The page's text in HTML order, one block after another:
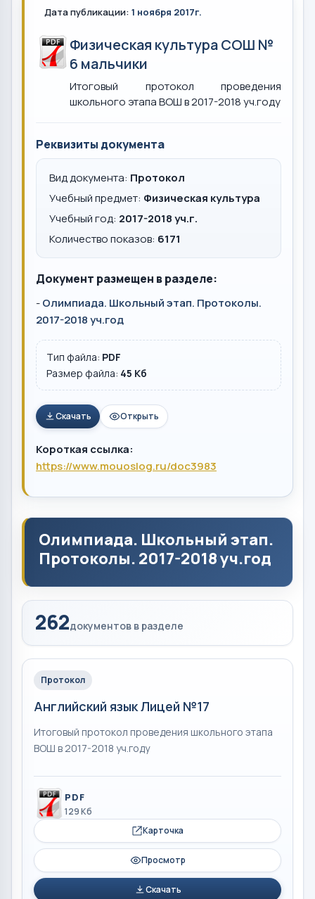
Дата публикации: 1 ноября 2017г.
Физическая культура СОШ №
6 мальчики
Итоговый протокол проведения
школьного этапа ВОШ в 2017-2018 уч.году
Реквизиты документа
Вид документа: Протокол
Учебный предмет: Физическая культура
Учебный год: 2017-2018 уч.г.
Количество показов: 6171
Документ размещен в разделе:
-Олимпиада. Школьный этап. Протоколы.
2017-2018 уч.год
Тип файла: PDF
Размер файла: 45 Кб
Скачать Открыть
Короткая ссылка:
https://www.mouoslog.ru/doc3983
Олимпиада. Школьный этап.
Протоколы. 2017-2018 уч.год
262документов в разделе
Протокол
Английский язык Лицей №17
Итоговый протокол проведения школьного этапа
ВОШ в 2017-2018 уч.году
PDF
129 Кб
Карточка
Просмотр
Скачать